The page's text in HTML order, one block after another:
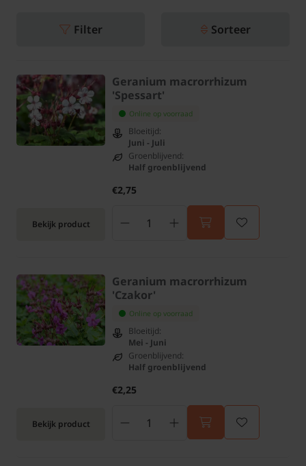
Filter Sorteer
Bekijk product
Geranium macrorrhizum
'Spessart'
Online op voorraad
Bloeitijd:
Juni - Juli
Groenblijvend:
Half groenblijvend
€2,75
Bekijk product
Geranium macrorrhizum
'Czakor'
Online op voorraad
Bloeitijd:
Mei - Juni
Groenblijvend:
Half groenblijvend
€2,25